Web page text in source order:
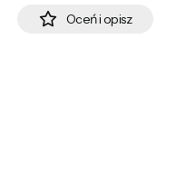
Oceń i opisz